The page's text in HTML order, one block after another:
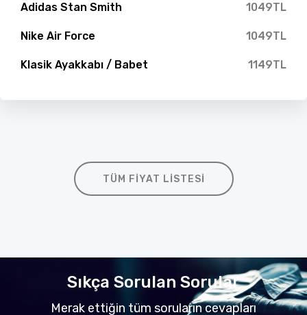
Adidas Stan Smith 1049TL
Nike Air Force 1049TL
Klasik Ayakkabı / Babet 1149TL
TÜM FIYAT LISTESI
Sıkça Sorulan Sorular
Merak ettiğin tüm soruların cevapları